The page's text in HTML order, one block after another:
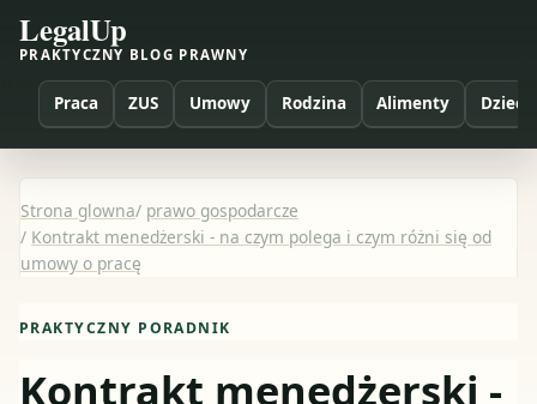
LegalUp
PRAKTYCZNY BLOG PRAWNY
Praca ZUS Umowy Rodzina Alimenty Dzieci
Strona glowna/ prawo gospodarcze
/ Kontrakt menedżerski - na czym polega i czym różni się od
umowy o pracę
PRAKTYCZNY PORADNIK
Kontrakt menedżerski -